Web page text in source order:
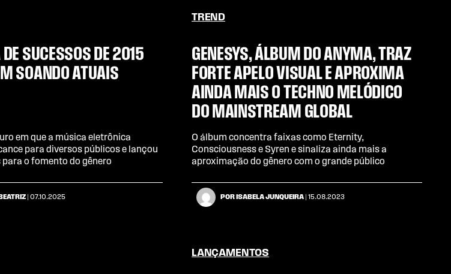
SUCESSOS DE 2015
SOANDO ATUAIS
em que a música eletrônica
para diversos públicos e lançou
o fomento do gênero
| 07.10.2025
TREND
GENESYS, ÁLBUM DO ANYMA, TRAZ
FORTE APELO VISUAL E APROXIMA
AINDA MAIS O TECHNO MELÓDICO
DO MAINSTREAM GLOBAL
O álbum concentra faixas como Eternity,
Consciousness e Syren e sinaliza ainda mais a
aproximação do gênero com o grande público
POR ISABELA JUNQUEIRA | 15.08.2023
LANÇAMENTOS